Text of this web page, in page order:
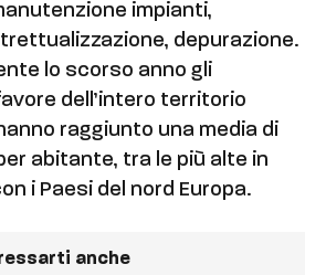
impianti,
depurazione.
lo scorso anno gli
dell’intero territorio
raggiunto una media di
abitante, tra le più alte in
i Paesi del nord Europa.
anche